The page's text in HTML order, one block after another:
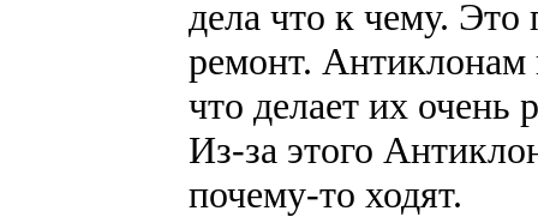
дела что к чему.
ремонт. Антиклонам
что делает их
Из-за этого
почему-то ходят.